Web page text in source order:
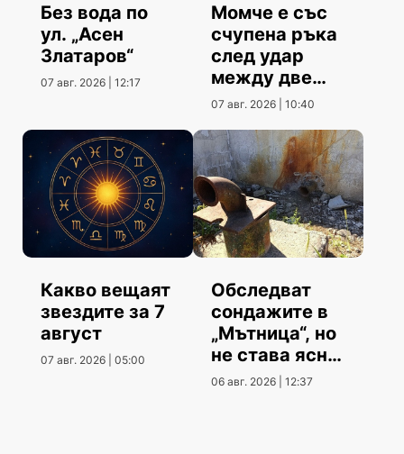
Без вода по
ул. „Асен
Златаров“
07 авг. 2026 | 12:17
Момче е със
счупена ръка
след удар
между две
коли
07 авг. 2026 | 10:40
Какво вещаят
звездите за 7
август
07 авг. 2026 | 05:00
Обследват
сондажите в
„Мътница“, но
не става ясно
кога
06 авг. 2026 | 12:37